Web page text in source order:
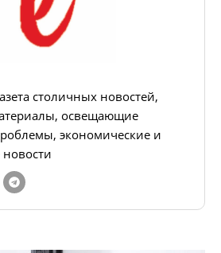
столичных новостей,
освещающие
экономические и